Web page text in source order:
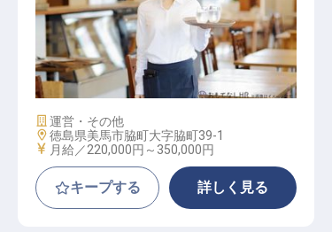
レストランサービス
施設業態
運営・その他
勤務地
徳島県美馬市脇町大字脇町39-1
給与
月給／220,000円～ 350,000円
キープする 詳しく見る